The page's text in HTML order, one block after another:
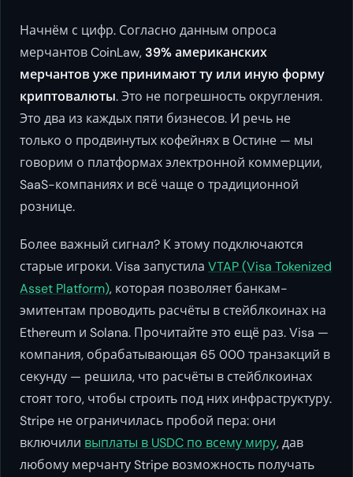
Начнём с цифр. Согласно данным опроса
мерчантов CoinLaw, 39% американских
мерчантов уже принимают ту или иную форму
криптовалюты. Это не погрешность округления.
Это два из каждых пяти бизнесов. И речь не
только о продвинутых кофейнях в Остине — мы
говорим о платформах электронной коммерции,
SaaS-компаниях и всё чаще о традиционной
рознице.
Более важный сигнал? К этому подключаются
старые игроки. Visa запустила VTAP (Visa Tokenized
Asset Platform), которая позволяет банкам-
эмитентам проводить расчёты в стейблкоинах на
Ethereum и Solana. Прочитайте это ещё раз.Visa —
компания, обрабатывающая 65 000 транзакций в
секунду — решила, что расчёты в стейблкоинах
стоят того, чтобы строить под них инфраструктуру.
Stripe не ограничилась пробой пера: они
включили выплаты в USDC по всему миру, дав
любому мерчанту Stripe возможность получать